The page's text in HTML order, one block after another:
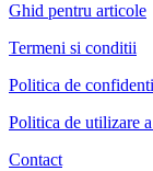
Ghid pentru articole
Termeni si conditii
Politica de
Politica de utilizare
Contact